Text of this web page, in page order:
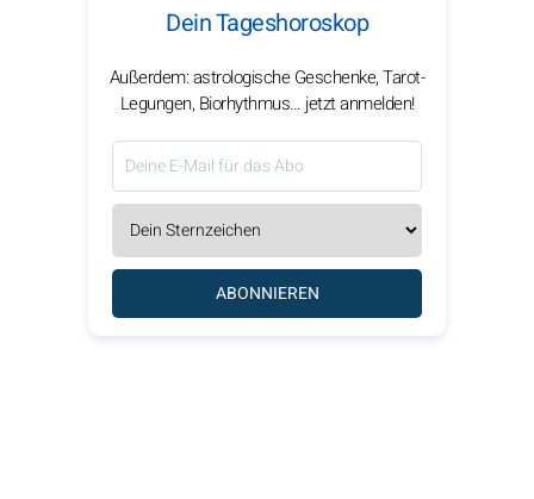
Dein Tageshoroskop
Außerdem: astrologische Geschenke, Tarot-
Legungen, Biorhythmus… jetzt anmelden!
ABONNIEREN